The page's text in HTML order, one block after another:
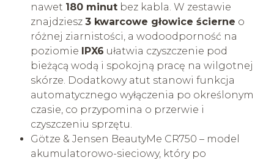
nawet 180 minutbez kabla. W zestawie
znajdziesz 3 kwarcowe głowice ścierne o
różnej ziarnistości, a wodoodporność na
poziomie IPX6 ułatwia czyszczenie pod
bieżącą wodą i spokojną pracę na wilgotnej
skórze. Dodatkowy atut stanowi funkcja
automatycznego wyłączenia po określonym
czasie, co przypomina o przerwie i
czyszczeniu sprzętu.
Götze & Jensen BeautyMe CR750 – model
akumulatorowo-sieciowy, który po